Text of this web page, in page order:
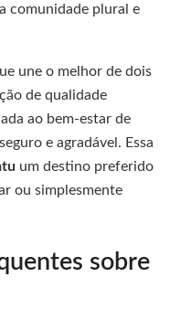
comunidade plural e
une o melhor de dois
de qualidade
ao bem-estar de
e agradável. Essa
um destino preferido
ou simplesmente
sobre